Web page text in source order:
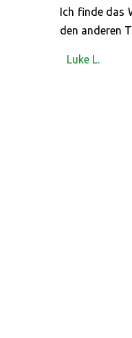
Ich finde das
den anderen
Luke L.